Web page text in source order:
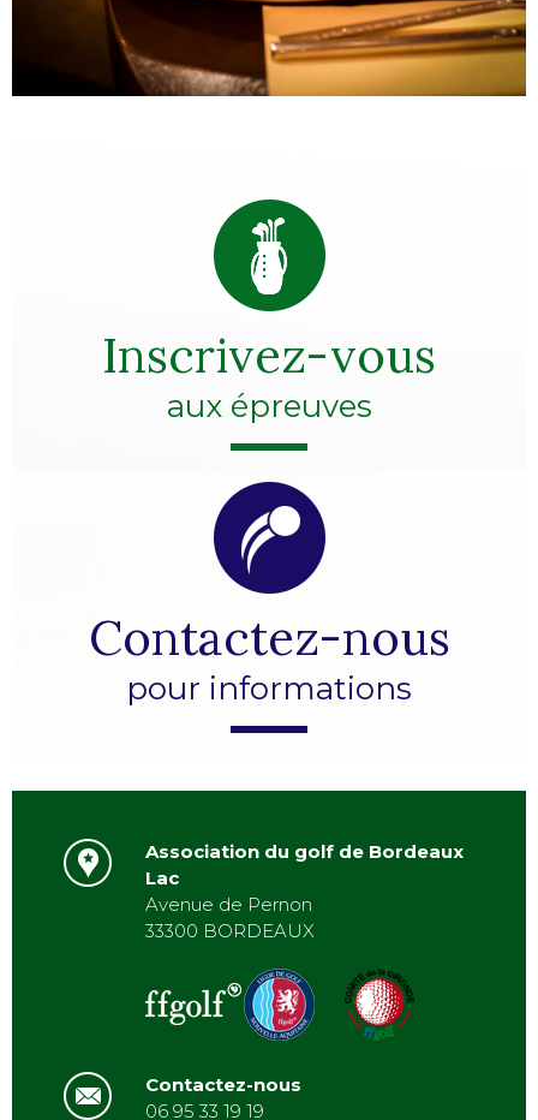
Inscrivez-vous
aux épreuves
Contactez-nous
pour informations
Association du golf de Bordeaux
Lac
Avenue de Pernon
33300 BORDEAUX
Contactez-nous
06 95 33 19 19